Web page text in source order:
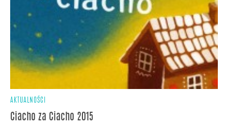
AKTUALNOŚCI
Ciacho za Ciacho 2015